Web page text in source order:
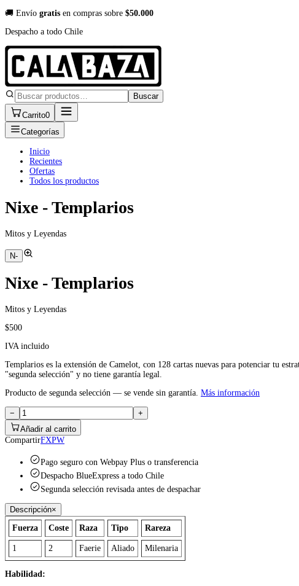
🚚 Envío gratis en compras sobre $50.000
Despacho a todo Chile
Buscar
Carrito0
Categorías
Inicio
Recientes
Ofertas
Todos los productos
Nixe - Templarios
Mitos y Leyendas
N-
Nixe - Templarios
Mitos y Leyendas
$500
IVA incluido
Templarios es la extensión de Camelot, con 128 cartas nuevas para potenciar tu
"segunda selección" y no tiene garantía legal.
Producto de segunda selección — se vende sin garantía. Más información
−
+
Añadir al carrito
CompartirFXPW
Pago seguro con Webpay Plus o transferencia
Despacho BlueExpress a todo Chile
Segunda selección revisada antes de despachar
Descripción×
Fuerza
Coste Raza Tipo Rareza
1 2 Faerie Aliado Milenaria
Habilidad: